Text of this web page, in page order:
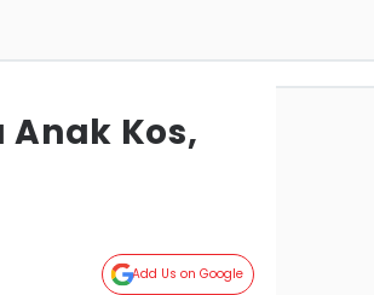
Kos,
Add Us on Google